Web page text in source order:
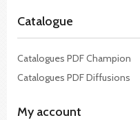
Catalogue
Catalogues PDF Champion
Catalogues PDF Diffusions
My account